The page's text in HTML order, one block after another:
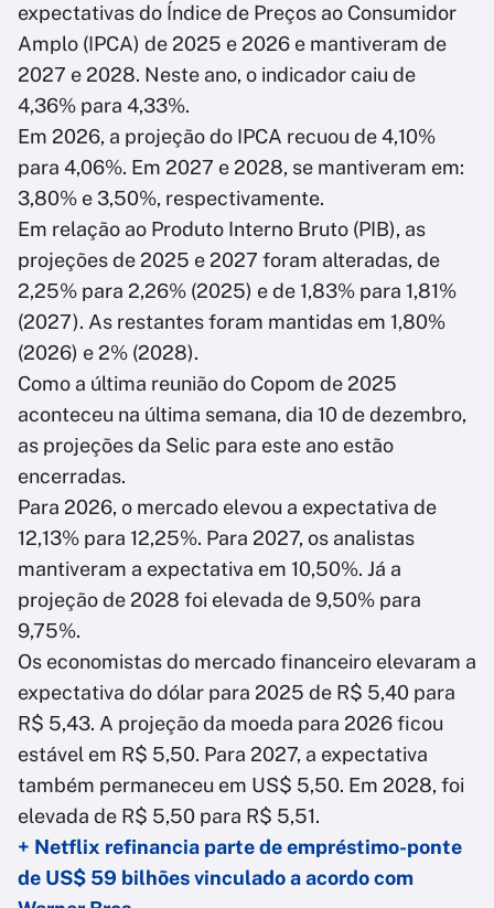
expectativas do Índice de Preços ao Consumidor
Amplo (IPCA) de 2025 e 2026 e mantiveram de
2027 e 2028. Neste ano, o indicador caiu de
4,36% para 4,33%.
Em 2026, a projeção do IPCA recuou de 4,10%
para 4,06%. Em 2027 e 2028, se mantiveram em:
3,80% e 3,50%, respectivamente.
Em relação ao Produto Interno Bruto (PIB), as
projeções de 2025 e 2027 foram alteradas, de
2,25% para 2,26% (2025) e de 1,83% para 1,81%
(2027). As restantes foram mantidas em 1,80%
(2026) e 2% (2028).
Como a última reunião do Copom de 2025
aconteceu na última semana, dia 10 de dezembro,
as projeções da Selic para este ano estão
encerradas.
Para 2026, o mercado elevou a expectativa de
12,13% para 12,25%. Para 2027, os analistas
mantiveram a expectativa em 10,50%. Já a
projeção de 2028 foi elevada de 9,50% para
9,75%.
Os economistas do mercado financeiro elevaram a
expectativa do dólar para 2025 de R$ 5,40 para
R$ 5,43. A projeção da moeda para 2026 ficou
estável em R$ 5,50. Para 2027, a expectativa
também permaneceu em US$ 5,50. Em 2028, foi
elevada de R$ 5,50 para R$ 5,51.
+ Netflix refinancia parte de empréstimo-ponte
de US$ 59 bilhões vinculado a acordo com